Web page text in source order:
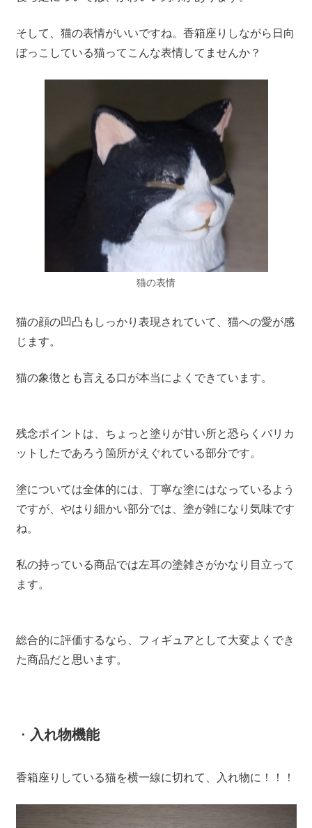
そして、猫の表情がいいですね。香箱座りしながら日向
ぼっこしている猫ってこんな表情してませんか？
猫の表情
猫の顔の凹凸もしっかり表現されていて、猫への愛が感
じます。
猫の象徴とも言える口が本当によくできています。
残念ポイントは、ちょっと塗りが甘い所と恐らくバリカ
ットしたであろう箇所がえぐれている部分です。
塗については全体的には、丁寧な塗にはなっているよう
ですが、やはり細かい部分では、塗が雑になり気味です
ね。
私の持っている商品では左耳の塗雑さがかなり目立って
ます。
総合的に評価するなら、フィギュアとして大変よくでき
た商品だと思います。
・ 入れ物機能
香箱座りしている猫を横一線に切れて、入れ物に！！！